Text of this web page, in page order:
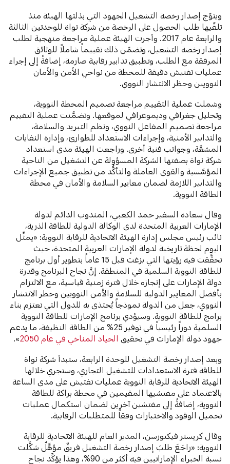
ويتوّج إصدار رخصة التشغيل الجهود التي بذلتها الهيئة منذ
تلقّيها طلب الحصول على الرخصة من شركة نواة للوحدتين الثالثة
والرابعة عام 2017. وأجرت الهيئة عملية مراجعة منهجية لطلب
إصدار رخصة التشغيل، وتضمّن ذلك تقييماً شاملاً للوثائق
المرفقة مع الطلب، وتطبيق تدابير رقابية صارمة، إضافةً إلى إجراء
عمليات تفتيش دقيقة للمحطة من نواحي الأمن والأمان
النوويين وحظر الانتشار النووي.
وشملت عملية التقييم مراجعة تصميم المحطة النووية،
وتحليل جغرافي وديموغرافي لموقعها. وتضمَّنت عملية التقييم
مراجعة تصميم المفاعل النووي، ونظم التبريد والسلامة،
والتدابير الأمنية، وإجراءات الاستعداد للطوارئ، وإدارة النفايات
المشعَّة، وجوانب فنية أخرى. وراجعت الهيئة مدى استعداد
شركة نواة بصفتها الشركة المسؤولة عن التشغيل من الناحية
المؤسَّسية والقوى العاملة والتأكُّد من تطبيق جميع الإجراءات
والتدابير اللازمة لضمان معايير السلامة والأمان في محطة
الطاقة النووية.
وقال سعادة السفير حمد الكعبي، المندوب الدائم لدولة
الإمارات العربية المتحدة لدى الوكالة الدولية للطاقة الذرية،
نائب رئيس مجلس إدارة الهيئة الاتحادية للرقابة النووية: «يمثِّل
اليوم لحظة تاريخية لدولة الإمارات العربية المتحدة، حيث
تحقَّقت فيه رؤيتها التي بزغت قبل 15 عاماً بتطوير أول برنامج
للطاقة النووية السلمية في المنطقة. إنَّ نجاح البرنامج وقدرة
دولة الإمارات على إنجازه خلال فترة زمنية قياسية، مع الالتزام
بأفضل المعايير الدولية للسلامة والأمن النوويين وحظر الانتشار
النووي، جعل من الدولة نموذجاً يُحتذى به للدول التي تعتزم بناء
برامج للطاقة النووية. وسيؤدي برنامج الإمارات للطاقة النووية
السلمية دوراً رئيسياً في توفير 25% من الطاقة النظيفة، ما يدعم
جهود دولة الإمارات في تحقيقالحياد المناخي في عام 2050 ».
وبعد إصدار رخصة التشغيل للوحدة الرابعة، ستبدأ شركة نواة
للطاقة فترة الاستعدادات للتشغيل التجاري، وستجري خلالها
الهيئة الاتحادية للرقابة النووية عمليات تفتيش على مدى الساعة
بالاعتماد على مفتشيها المقيمين في محطة براكة للطاقة
النووية، إضافةً إلى مفتشين آخرين لضمان استكمال عمليات
تحميل الوقود والاختبارات وفقاً للمتطلبات الرقابية.
وقال كريستر فيكتورسن، المدير العام للهيئة الاتحادية للرقابة
النووية: «راجَعَ طلبَ إصدار رخصة التشغيل فريقٌ مؤهَّلٌ شكَّلت
نسبة الخبراء الإماراتيين فيه أكثر من 90%، وهذا يؤكِّد نجاح